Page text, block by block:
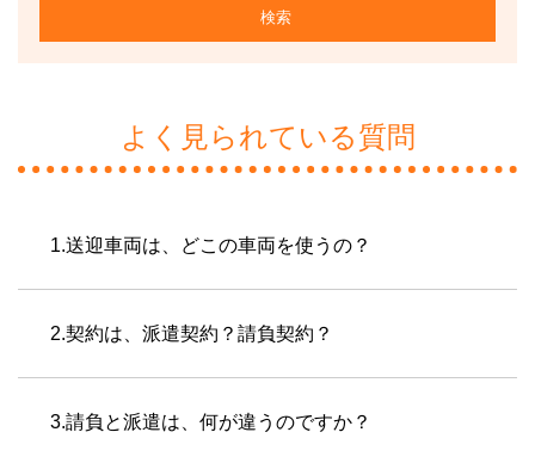
検索
よく見られている質問
1.送迎車両は、どこの車両を使うの？
2.契約は、派遣契約？請負契約？
3.請負と派遣は、何が違うのですか？